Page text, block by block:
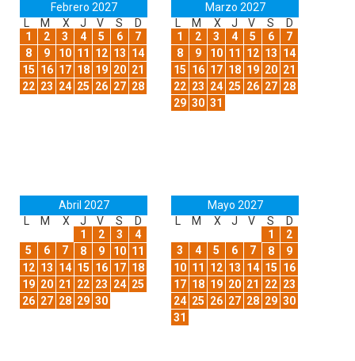
Febrero 2027
M X J V S
D
1
2 3 4 5 6
7
8
9 10 11 12 13 14
15 16 17 18 19 20 21
22 23 24 25 26 27 28
Marzo 2027
M X J V S
D
1
2 3 4 5 6
7
8
9 10 11 12 13 14
15 16 17 18 19 20 21
22 23 24 25 26 27 28
29 30 31
Abril 2027
M X J V S
D
1
2 3
4
5
6 7 8 9 10 11
12 13 14 15 16 17 18
19 20 21 22 23 24 25
26 27 28 29 30
Mayo 2027
M X J V S
D
1
2
3
4 5 6 7 8
9
10 11 12 13 14 15 16
17 18 19 20 21 22 23
24 25 26 27 28 29 30
31